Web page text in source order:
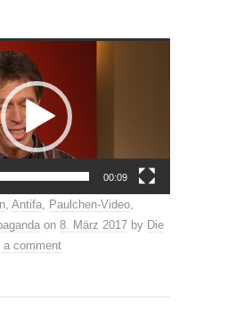
00:09
Antifa Paulchen-Video
on 8. März 2017 by Die
a comment